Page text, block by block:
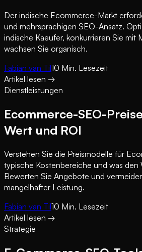
Der indische Ecommerce-Markt
und mehrsprachigen SEO-Ansatz.
indische Kaeufer, konkurrieren Sie mit
wachsen Sie organisch.
Fabian van Til10 Min. Lesezeit
Artikel lesen →
Dienstleistungen
Ecommerce-SEO-
Wert und ROI
Verstehen Sie die Preismodelle für
typische Kostenbereiche und was den
Bewerten Sie Angebote und
mangelhafter Leistung.
Fabian van Til10 Min. Lesezeit
Artikel lesen →
Strategie